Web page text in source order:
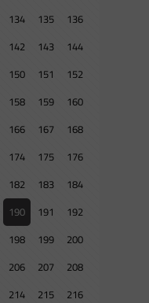
134 135
136
142 143
144
150 151
152
158 159
160
166 167
168
174 175
176
182 183
184
190 191
192
198 199
200
206 207
208
214 215
216